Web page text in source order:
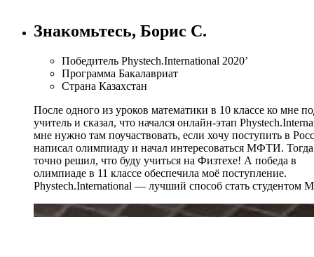
Знакомьтесь, Борис С.
Победитель Phystech.International 2020’
Программа Бакалавриат
Страна Казахстан
После одного из уроков математики в 10 классе ко мне
учитель и сказал, что начался онлайн-этап
мне нужно там поучаствовать, если хочу поступить в
написал олимпиаду и начал интересоваться МФТИ.
точно решил, что буду учиться на Физтехе! А победа в
олимпиаде в 11 классе обеспечила моё поступление.
Phystech.International — лучший способ стать